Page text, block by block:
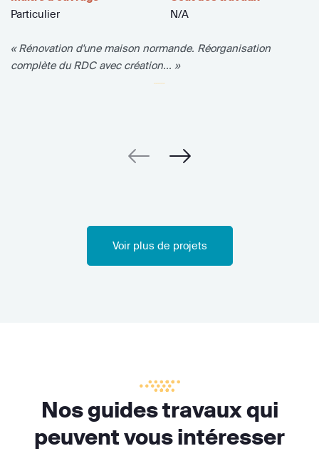
Particulier
N/A
« Rénovation d'une maison normande. Réorganisation
complète du RDC avec création... »
Voir plus de projets
Nos guides travaux qui
peuvent vous intéresser